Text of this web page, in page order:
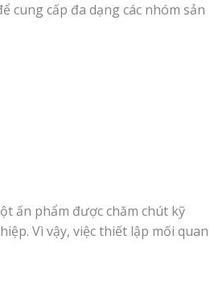
cung cấp đa dạng các nhóm sản
ấn phẩm được chăm chút kỹ
Vì vậy, việc thiết lập mối quan